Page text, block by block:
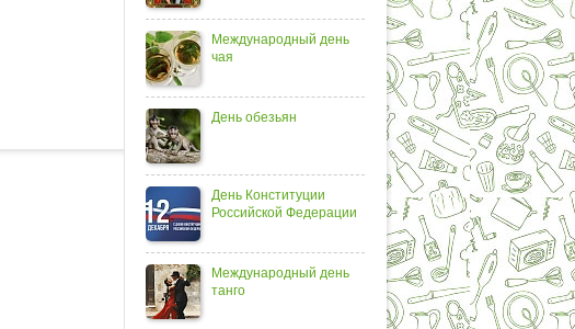
Международный день
чая
День обезьян
День Конституции
Российской Федерации
Международный день
танго